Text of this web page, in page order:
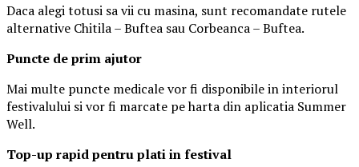
Daca alegi totusi sa vii cu masina, sunt recomandate rutele
alternative Chitila – Buftea sau Corbeanca – Buftea.
Puncte de prim ajutor
Mai multe puncte medicale vor fi disponibile in interiorul
festivalului si vor fi marcate pe harta din aplicatia Summer
Well.
Top-up rapid pentru plati in festival